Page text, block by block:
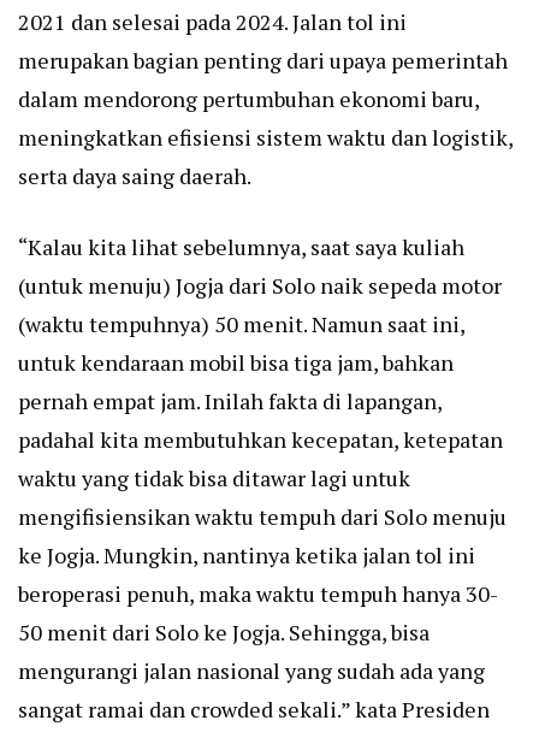
2021 dan selesai pada 2024. Jalan tol ini
merupakan bagian penting dari upaya pemerintah
dalam mendorong pertumbuhan ekonomi baru,
meningkatkan efisiensi sistem waktu dan logistik,
serta daya saing daerah.
“Kalau kita lihat sebelumnya, saat saya kuliah
(untuk menuju) Jogja dari Solo naik sepeda motor
(waktu tempuhnya) 50 menit. Namun saat ini,
untuk kendaraan mobil bisa tiga jam, bahkan
pernah empat jam. Inilah fakta di lapangan,
padahal kita membutuhkan kecepatan, ketepatan
waktu yang tidak bisa ditawar lagi untuk
mengifisiensikan waktu tempuh dari Solo menuju
ke Jogja. Mungkin, nantinya ketika jalan tol ini
beroperasi penuh, maka waktu tempuh hanya 30-
50 menit dari Solo ke Jogja. Sehingga, bisa
mengurangi jalan nasional yang sudah ada yang
sangat ramai dan crowded sekali.” kata Presiden